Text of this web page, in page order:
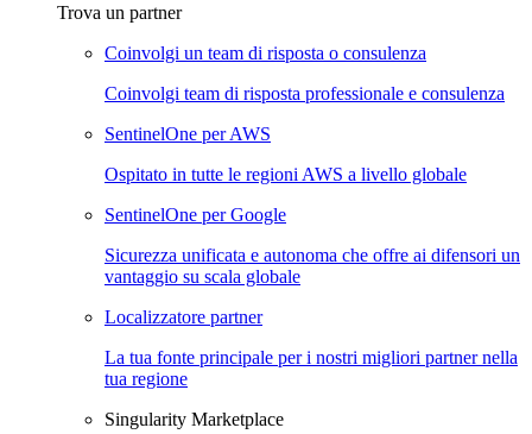
Trova un partner
Coinvolgi un team di risposta o consulenza
Coinvolgi team di risposta professionale e consulenza
SentinelOne per AWS
Ospitato in tutte le regioni AWS a livello globale
SentinelOne per Google
Sicurezza unificata e autonoma che offre ai difensori un
vantaggio su scala globale
Localizzatore partner
La tua fonte principale per i nostri migliori partner nella
tua regione
Singularity Marketplace